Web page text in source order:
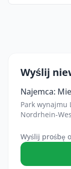
Wyślij
Najemca:
Park wynajmu
Nordrhein-
Wyślij prośbę